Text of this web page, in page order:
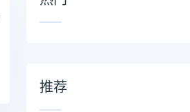
推荐